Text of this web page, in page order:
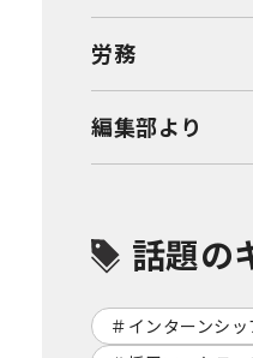
労務
編集部より
話題の
インターンシッ